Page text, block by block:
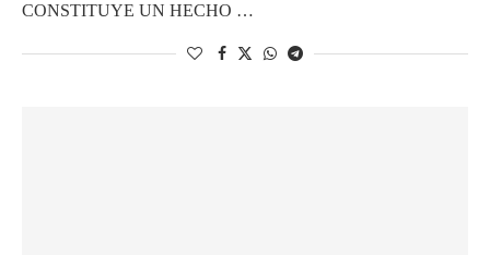
CONSTITUYE UN HECHO …